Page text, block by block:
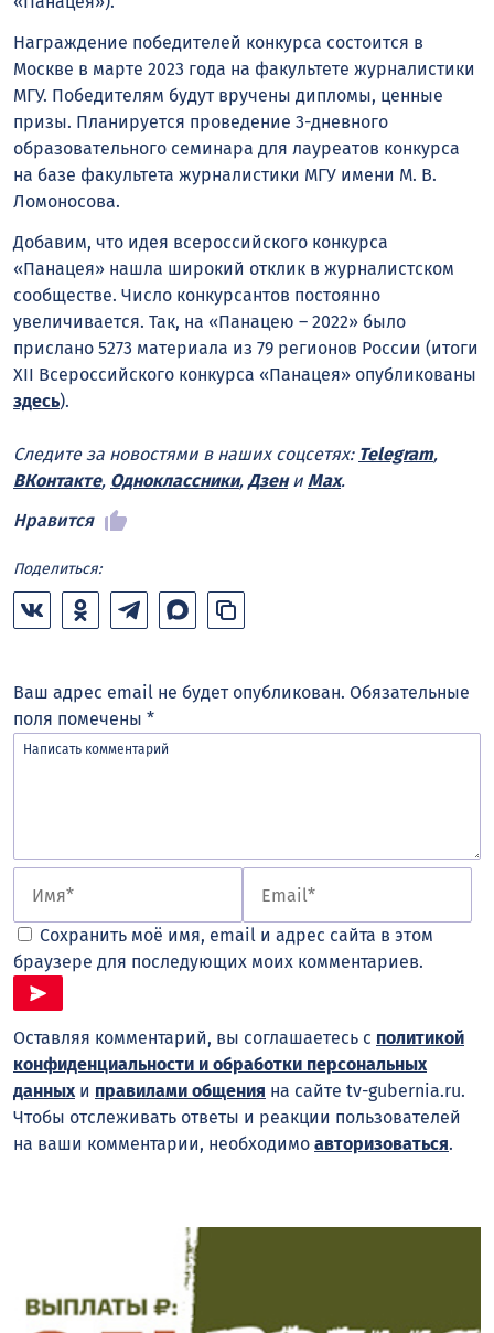
Награждение победителей конкурса состоится в
Москве в марте 2023 года на факультете журналистики
МГУ. Победителям будут вручены дипломы, ценные
призы. Планируется проведение 3-дневного
образовательного семинара для лауреатов конкурса
на базе факультета журналистики МГУ имени М. В.
Ломоносова.
Добавим, что идея всероссийского конкурса
«Панацея» нашла широкий отклик в журналистском
сообществе. Число конкурсантов постоянно
увеличивается. Так, на «Панацею – 2022» было
прислано 5273 материала из 79 регионов России (итоги
ХII Всероссийского конкурса «Панацея» опубликованы
здесь).
Следите за новостями в наших соцсетях: Telegram,
ВКонтакте, Одноклассники, Дзени Max.
Нравится
Поделиться:
Ваш адрес email не будет опубликован. Обязательные
поля помечены *
Сохранить моё имя, email и адрес сайта в этом
браузере для последующих моих комментариев.
Оставляя комментарий, вы соглашаетесь с политикой
конфиденциальности и обработки персональных
данныхи правилами общения на сайте tv-gubernia.ru.
Чтобы отслеживать ответы и реакции пользователей
на ваши комментарии, необходимо авторизоваться.